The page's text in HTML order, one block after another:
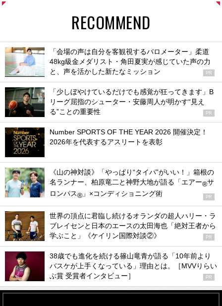
RECOMMEND
「会場の声は自分を客観視するバロメーター」柔道
48kg級金メダリスト・角田夏実が感じていた声の力
と、声を活かした新たなミッション
PR
「少しぼやけているだけでも感覚が狂ってきます」B
リーグ屈指のシューター・安藤周人が明かす“見え
る”ことの重要性
PR
Number SPORTS OF THE YEAR 2026 開催決定！
2026年を代表するアスリートを表彰
《山の神対談》「やっぱり“タイパ”がいい！」箱根の
名ランナー、柏原竜二と神野大地が語る「エアー®サ
ロンパス® 」×コンディショニング術 PR
世界の頂点に君臨し続けるオランダの超人ハリー・ラ
ブレイセンと日本のエースの太田海也「絶対王者から
学ぶこと」《ケイリン国際対談②》
PR
38歳でも進化を続ける篠山竜青が語る「10年前より
バスケが上手くなっている」理由とは。［MVVりらい
ぶ賞 受賞者インタビュー］
PR